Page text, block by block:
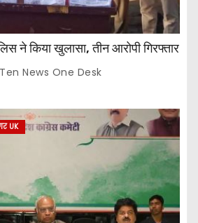
ने किया खुलासा, तीन आरोपी गिरफ्तार
Ten News One Desk
UK